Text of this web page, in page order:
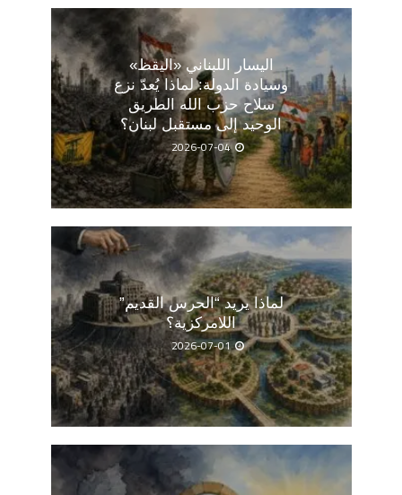
اليسار اللبناني «اليقظ»
وسيادة الدولة: لماذا يُعدّ نزع
سلاح حزب الله الطريق
الوحيد إلى مستقبل لبنان؟
2026-07-04
لماذا يريد “الحرس القديم”
اللامركزية؟
2026-07-01